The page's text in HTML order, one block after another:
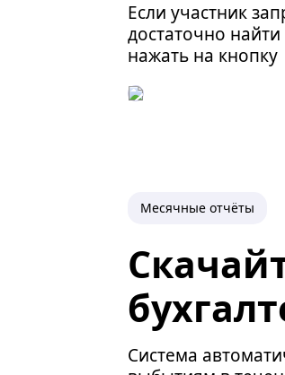
Если участник
достаточно
нажать на кнопку
Месячные отчёты
Система